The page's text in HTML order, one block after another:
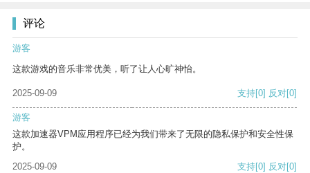
评论
游客
这款游戏的音乐非常优美，听了让人心旷神怡。
2025-09-09 支持[0] 反对[0]
游客
这款加速器VPM应用程序已经为我们带来了无限的隐私保护和安全性保
护。
2025-09-09
支持[0] 反对[0]